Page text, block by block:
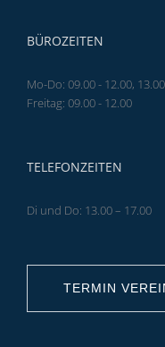
BÜROZEITEN
Mo-Do: 09.00 - 12.00,
Freitag: 09.00 - 12.00
TELEFONZEITEN
Di und Do: 13.00 – 17.00
TERMIN